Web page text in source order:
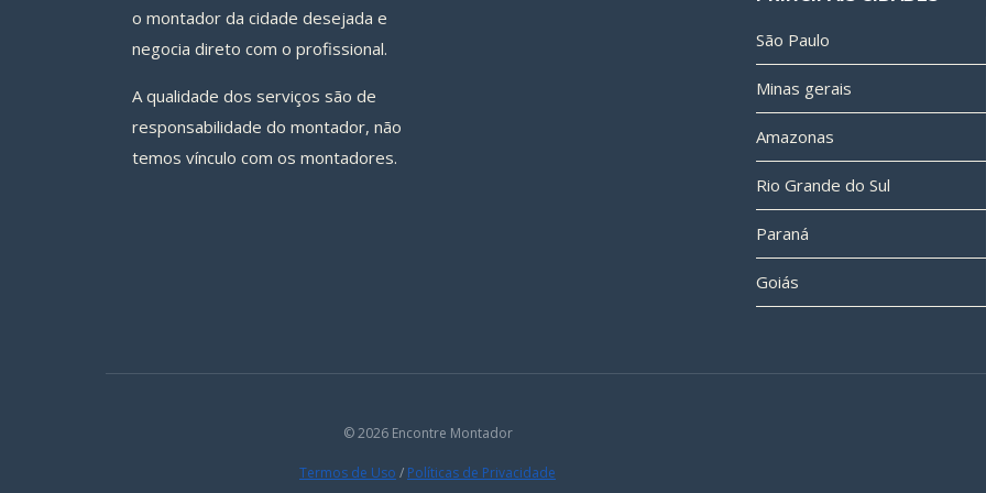
o montador da cidade desejada e
negocia direto com o profissional.
A qualidade dos serviços são de
responsabilidade do montador, não
temos vínculo com os montadores.
São Paulo
Minas gerais
Amazonas
Rio Grande do Sul
Paraná
Goiás
© 2026 Encontre Montador
Termos de Uso / Políticas de Privacidade